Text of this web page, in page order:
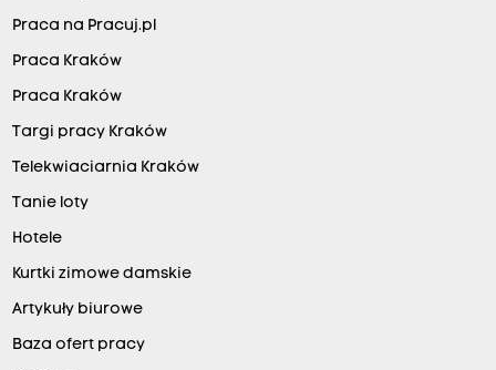
Praca na Pracuj.pl
Praca Kraków
Praca Kraków
Targi pracy Kraków
Telekwiaciarnia Kraków
Tanie loty
Hotele
Kurtki zimowe damskie
Artykuły biurowe
Baza ofert pracy